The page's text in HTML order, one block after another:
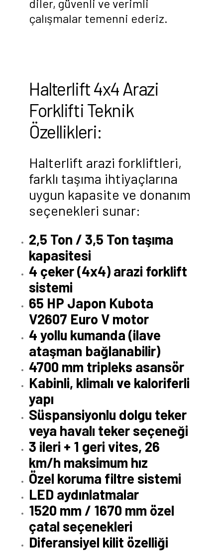
diler, güvenli ve verimli
çalışmalar temenni ederiz.
Halterlift 4x4 Arazi
Forklifti Teknik
Özellikleri:
Halterlift arazi forkliftleri,
farklı taşıma ihtiyaçlarına
uygun kapasite ve donanım
seçenekleri sunar:
2,5 Ton / 3,5 Ton taşıma
kapasitesi
4 çeker (4x4) arazi forklift
sistemi
65 HP Japon Kubota
V2607 Euro V motor
4 yollu kumanda (ilave
ataşman bağlanabilir)
4700 mm tripleks asansör
Kabinli, klimalı ve kaloriferli
yapı
Süspansiyonlu dolgu teker
veya havalı teker seçeneği
3 ileri + 1 geri vites, 26
km/h maksimum hız
Özel koruma filtre sistemi
LED aydınlatmalar
1520 mm / 1670 mm özel
çatal seçenekleri
Diferansiyel kilit özelliği